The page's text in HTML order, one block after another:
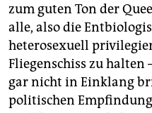
zum guten Ton der
alle, also die
heterosexuell
Fliegenschiss zu halten
gar nicht in Einklang
politischen